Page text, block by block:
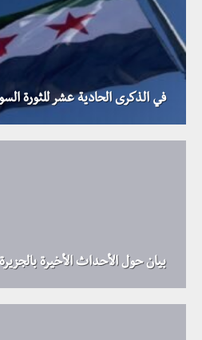
في الذكرى الحادية عشر للثورة
بيان حول الأحداث الأخيرة